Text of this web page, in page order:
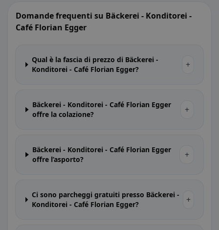
Domande frequenti su Bäckerei - Konditorei -
Café Florian Egger
Qual è la fascia di prezzo di Bäckerei -
Konditorei - Café Florian Egger?
+
Bäckerei - Konditorei - Café Florian Egger
offre la colazione?
+
Bäckerei - Konditorei - Café Florian Egger
offre l’asporto?
+
Ci sono parcheggi gratuiti presso Bäckerei -
Konditorei - Café Florian Egger?
+